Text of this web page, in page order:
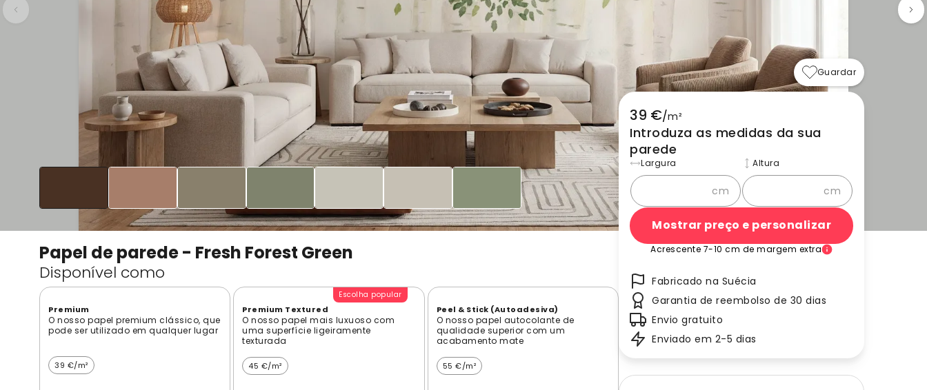
Papel de parede - Fresh Forest Green
Disponível como
Premium
O nosso papel premium clássico, que
pode ser utilizado em qualquer lugar
39 €/m²
Escolha popular
Premium Textured
O nosso papel mais luxuoso com
uma superfície ligeiramente
texturada
45 €/m²
Peel & Stick (Autoadesiva)
O nosso papel autocolante de
qualidade superior com um
acabamento mate
55 €/m²
Guardar
39 €/m²
Introduza as medidas da sua
parede
Largura
cm
Altura
cm
Mostrar preço e personalizar
Acrescente 7-10 cm de margem extra
Fabricado na Suécia
Garantia de reembolso de 30 dias
Envio gratuito
Enviado em 2-5 dias